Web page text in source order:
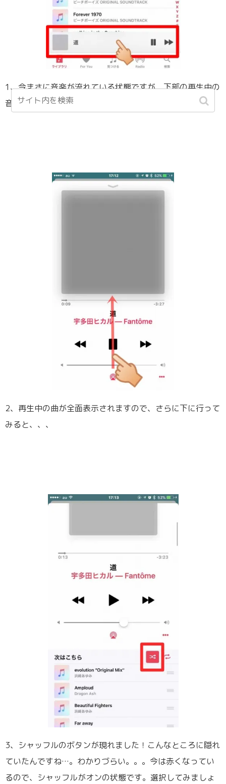
1、今まさに音楽が流れている状態ですが、下部の再生中の
音楽を選択します。
2、再生中の曲が全面表示されますので、さらに下に行って
みると、、、
3、シャッフルのボタンが現れました！こんなところに隠れ
ていたんですね…。わかりづらい。。。今は赤くなってい
るので、シャッフルがオンの状態です。選択してみましょ